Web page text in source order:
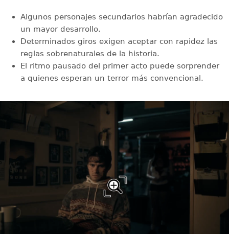
Algunos personajes secundarios habrían agradecido
un mayor desarrollo.
Determinados giros exigen aceptar con rapidez las
reglas sobrenaturales de la historia.
El ritmo pausado del primer acto puede sorprender
a quienes esperan un terror más convencional.